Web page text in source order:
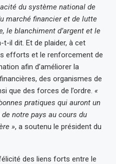
du système national de
marché financier et de lutte
le blanchiment d’argent et le
t-il dit. Et de plaider, à cet
efforts et le renforcement de
afin d’améliorer la
des organismes de
que des forces de l’ordre. «
pratiques qui auront un
notre pays au cours du
», a soutenu le président du
des liens forts entre le